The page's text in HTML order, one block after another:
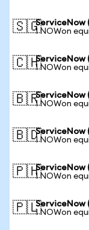
🇸🇬ServiceNow
1 NOWon
🇨🇭ServiceNow
1 NOWon
🇧🇷ServiceNow
1 NOWon
🇧🇩ServiceNow
1 NOWon
🇵🇭ServiceNow
1 NOWon
🇵🇱ServiceNow
1 NOWon